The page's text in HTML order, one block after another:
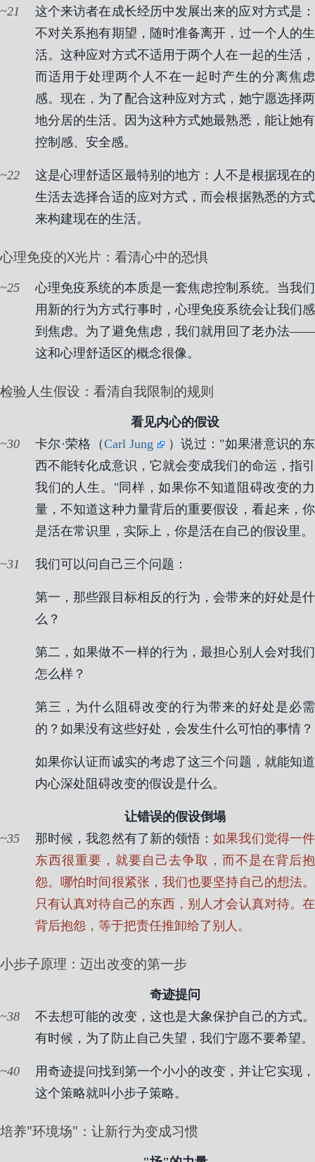
21
这个来访者在成长经历中发展出来的应对方式是：
不对关系抱有期望，随时准备离开，过一个人的生
活。这种应对方式不适用于两个人在一起的生活，
而适用于处理两个人不在一起时产生的分离焦虑
感。现在，为了配合这种应对方式，她宁愿选择两
地分居的生活。因为这种方式她最熟悉，能让她有
控制感、安全感。
22
这是心理舒适区最特别的地方：人不是根据现在的
生活去选择合适的应对方式，而会根据熟悉的方式
来构建现在的生活。
心理免疫的X光片：看清心中的恐惧
25
心理免疫系统的本质是一套焦虑控制系统。当我们
用新的行为方式行事时，心理免疫系统会让我们感
到焦虑。为了避免焦虑，我们就用回了老办法——
这和心理舒适区的概念很像。
检验人生假设：看清自我限制的规则
看见内心的假设
30
卡尔·荣格（Carl Jung
）说过："如果潜意识的东
西不能转化成意识，它就会变成我们的命运，指引
我们的人生。"同样，如果你不知道阻碍改变的力
量，不知道这种力量背后的重要假设，看起来，你
是活在常识里，实际上，你是活在自己的假设里。
31 我们可以问自己三个问题：
第一，那些跟目标相反的行为，会带来的好处是什
么？
第二，如果做不一样的行为，最担心别人会对我们
怎么样？
第三，为什么阻碍改变的行为带来的好处是必需
的？如果没有这些好处，会发生什么可怕的事情？
如果你认证而诚实的考虑了这三个问题，就能知道
内心深处阻碍改变的假设是什么。
让错误的假设倒塌
35
那时候，我忽然有了新的领悟：如果我们觉得一件
东西很重要，就要自己去争取，而不是在背后抱
怨。哪怕时间很紧张，我们也要坚持自己的想法。
只有认真对待自己的东西，别人才会认真对待。在
背后抱怨，等于把责任推卸给了别人。
小步子原理：迈出改变的第一步
奇迹提问
38
不去想可能的改变，这也是大象保护自己的方式。
有时候，为了防止自己失望，我们宁愿不要希望。
40
用奇迹提问找到第一个小小的改变，并让它实现，
这个策略就叫小步子策略。
培养"环境场"：让新行为变成习惯